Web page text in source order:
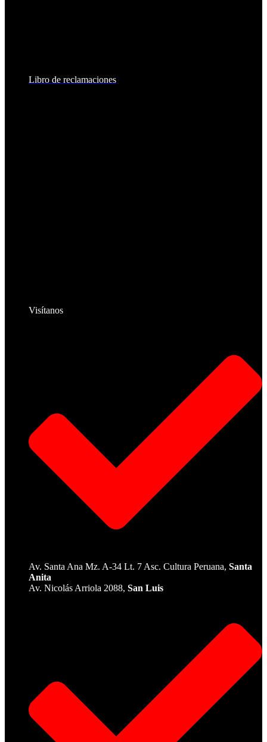
Libro de reclamaciones
Visítanos
Av. Santa Ana Mz. A-34 Lt. 7 Asc. Cultura Peruana, Santa
Anita
Av. Nicolás Arriola 2088, San Luis